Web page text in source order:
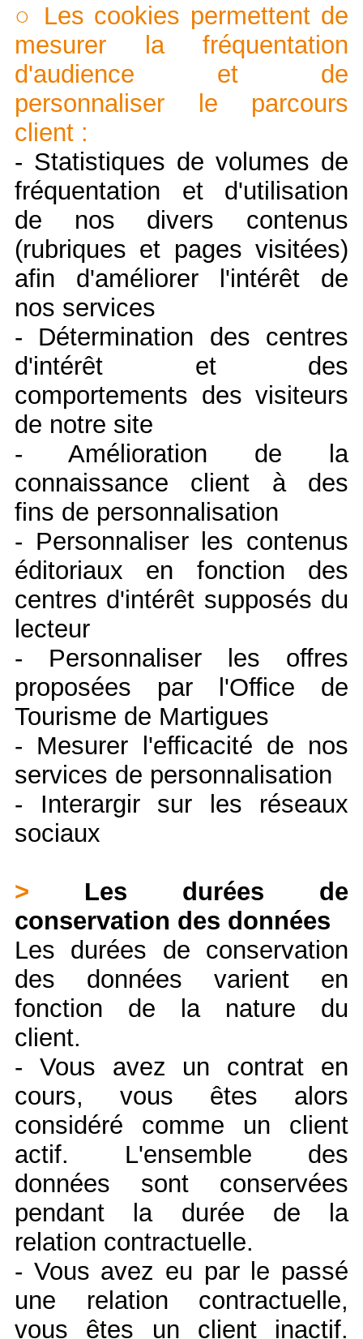
○ Les cookies permettent de
mesurer la fréquentation
d'audience et de
personnaliser le parcours
client :
- Statistiques de volumes de
fréquentation et d'utilisation
de nos divers contenus
(rubriques et pages visitées)
afin d'améliorer l'intérêt de
nos services
- Détermination des centres
d'intérêt et des
comportements des visiteurs
de notre site
- Amélioration de la
connaissance client à des
fins de personnalisation
- Personnaliser les contenus
éditoriaux en fonction des
centres d'intérêt supposés du
lecteur
- Personnaliser les offres
proposées par l'Office de
Tourisme de Martigues
- Mesurer l'efficacité de nos
services de personnalisation
- Interargir sur les réseaux
sociaux
>
Les durées de
conservation des données
Les durées de conservation
des données varient en
fonction de la nature du
client.
- Vous avez un contrat en
cours, vous êtes alors
considéré comme un client
actif. L'ensemble des
données sont conservées
pendant la durée de la
relation contractuelle.
- Vous avez eu par le passé
une relation contractuelle,
vous êtes un client inactif.